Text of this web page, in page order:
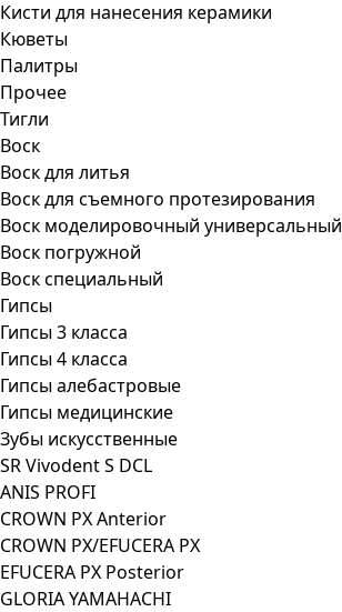
Кисти для нанесения керамики
Кюветы
Палитры
Прочее
Тигли
Воск
Воск для литья
Воск для съемного протезирования
Воск моделировочный универсальный
Воск погружной
Воск специальный
Гипсы
Гипсы 3 класса
Гипсы 4 класса
Гипсы алебастровые
Гипсы медицинские
Зубы искусственные
SR Vivodent S DCL
ANIS PROFI
CROWN PX Anterior
CROWN PX/EFUCERA PX
EFUCERA PX Posterior
GLORIA YAMAHACHI